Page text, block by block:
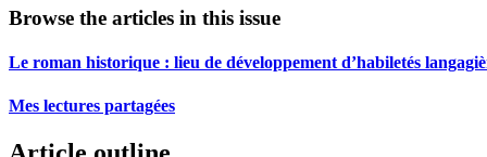
Browse the articles in this issue
Le roman historique : lieu de développement d’habiletés
Mes lectures partagées